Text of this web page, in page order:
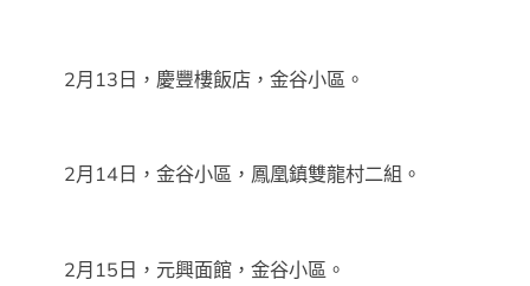
2月13日，慶豐樓飯店，金谷小區。
2月14日，金谷小區，鳳凰鎮雙龍村二組。
2月15日，元興面館，金谷小區。